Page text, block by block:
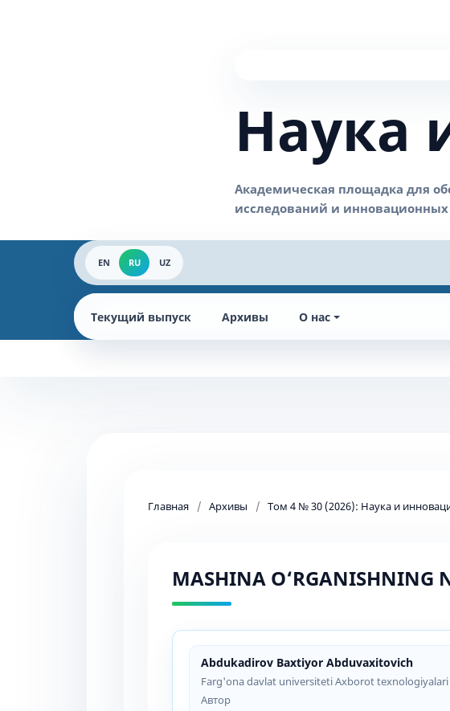
Наука
EN RU UZ
Текущий выпуск Архивы О нас
Главная / Архивы / Том 4 № 30 (2026): Наука и
MASHINA O‘RGANISHNING
Abdukadirov Baxtiyor Abduvaxitovich
Farg'ona davlat universiteti Axborot
Автор